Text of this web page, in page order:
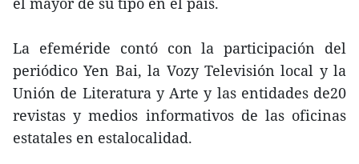
La efeméride contó con la participación del
periódico Yen Bai, la Vozy Televisión local y la
Unión de Literatura y Arte y las entidades de20
revistas y medios informativos de las oficinas
estatales en estalocalidad.